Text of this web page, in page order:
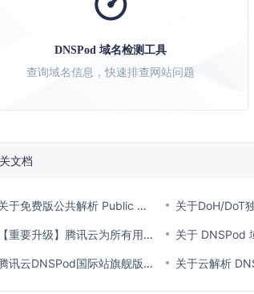
DNSPod 域名检测工具
查询域名信息，快速排查网站问题
文档
于免费版公共解析 Public DNS 部分海外线路访问失败的公告 关于DoH/DoT独立
重要升级】腾讯云为所有用户开启登录保护MFA多因素认证通知 关于 DNSPod 域名解析共享
讯云DNSPod国际站旗舰版套餐价格调整通知 关于云解析 DNS 变更